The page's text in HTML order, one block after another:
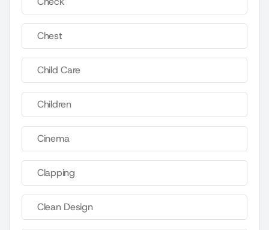
Chest
Child Care
Children
Cinema
Clapping
Clean Design